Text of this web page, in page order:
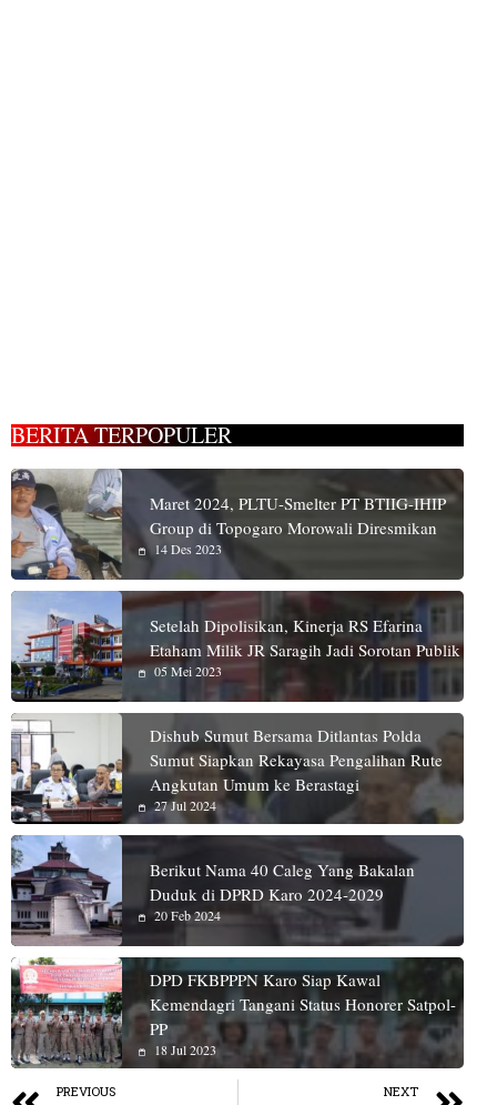
BERITA TERPOPULER
Maret 2024, PLTU-Smelter PT BTIIG-IHIP
Group di Topogaro Morowali Diresmikan
14 Des 2023
Setelah Dipolisikan, Kinerja RS Efarina
Etaham Milik JR Saragih Jadi Sorotan Publik
05 Mei 2023
Dishub Sumut Bersama Ditlantas Polda
Sumut Siapkan Rekayasa Pengalihan Rute
Angkutan Umum ke Berastagi
27 Jul 2024
Berikut Nama 40 Caleg Yang Bakalan
Duduk di DPRD Karo 2024-2029
20 Feb 2024
DPD FKBPPPN Karo Siap Kawal
Kemendagri Tangani Status Honorer Satpol-
PP
18 Jul 2023
PREVIOUS NEXT